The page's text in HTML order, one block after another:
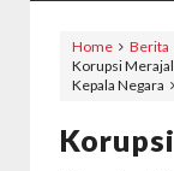
Home Berita
Korupsi
Kepala Negara